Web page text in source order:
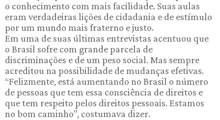
o conhecimento com mais facilidade. Suas aulas
eram verdadeiras lições de cidadania e de estímulo
por um mundo mais fraterno e justo.
Em uma de suas últimas entrevistas acentuou que
o Brasil sofre com grande parcela de
discriminações e de um peso social. Mas sempre
acreditou na possibilidade de mudanças efetivas.
“Felizmente, está aumentando no Brasil o número
de pessoas que tem essa consciência de direitos e
que tem respeito pelos direitos pessoais. Estamos
no bom caminho”, costumava dizer.